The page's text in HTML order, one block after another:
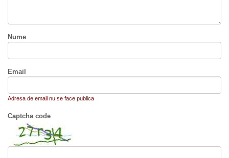
Nume
Email
Adresa de email nu se face publica
Captcha code